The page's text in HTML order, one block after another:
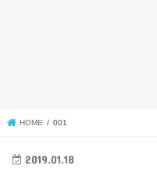
HOME 001
2019.01.18